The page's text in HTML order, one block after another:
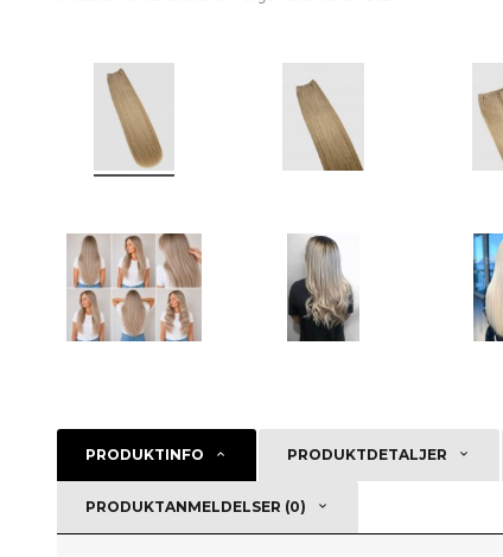
PRODUKTINFO PRODUKTDETALJER
PRODUKTANMELDELSER (0)